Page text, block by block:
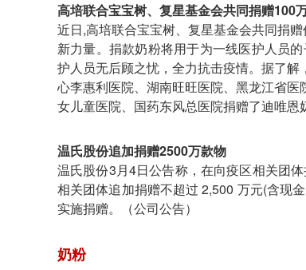
高培联合宝宝树、复星基金会共同捐赠100
近日,高培联合宝宝树、复星基金会共同捐
新力量。捐款奶粉将用于为一线医护人员
护人员无后顾之忧，全力抗击疫情。据了
心李惠利医院、湖南旺旺医院、黑龙江省
女儿童医院、国药东风总医院捐赠了迪唯恩
温氏股份追加捐赠2500万款物
温氏股份3月4日公告称，在向疫区相关团
相关团体追加捐赠不超过 2,500 万元(含现
实施捐赠。（公司公告）
奶粉